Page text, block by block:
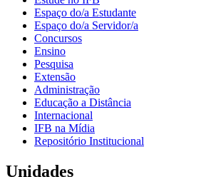
Espaço do/a Estudante
Espaço do/a Servidor/a
Concursos
Ensino
Pesquisa
Extensão
Administração
Educação a Distância
Internacional
IFB na Mídia
Repositório Institucional
Unidades